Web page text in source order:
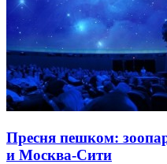
Пресня пешком:
и Москва-Сити